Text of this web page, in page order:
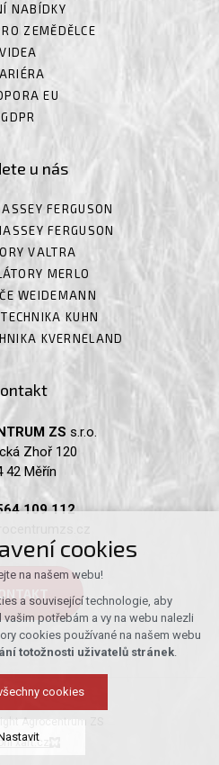
NABÍDKY
ZEMĚDĚLCE
VIDEA
EU
GDPR
u nás
FERGUSON
FERGUSON
VALTRA
MERLO
WEIDEMANN
KUHN
KVERNELAND
ZS s.r.o.
Zhoř 120
42 Měřín
109 112
Agrocentrum ZS
xart.cz
cookies
na našem webu!
a související technologie, aby
potřebám a vy na webu nalezli
cookies používané na našem webu
totožnosti uživatelů stránek.
cookies